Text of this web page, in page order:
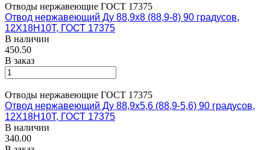
Отводы нержавеющие ГОСТ 17375
Отвод нержавеющий Ду 88,9х8 (88,9-8) 90 градусов,
12Х18Н10Т, ГОСТ 17375
В наличии
450.50
В заказ
Отводы нержавеющие ГОСТ 17375
Отвод нержавеющий Ду 88,9х5,6 (88,9-5,6) 90 градусов,
12Х18Н10Т, ГОСТ 17375
В наличии
340.00